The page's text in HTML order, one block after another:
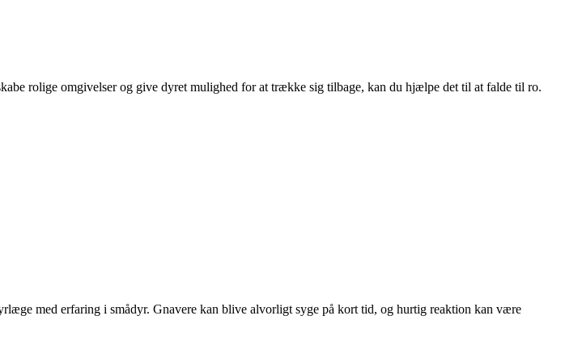
rolige omgivelser og give dyret mulighed for at trække sig tilbage, kan du hjælpe det til at falde til ro.
med erfaring i smådyr. Gnavere kan blive alvorligt syge på kort tid, og hurtig reaktion kan være